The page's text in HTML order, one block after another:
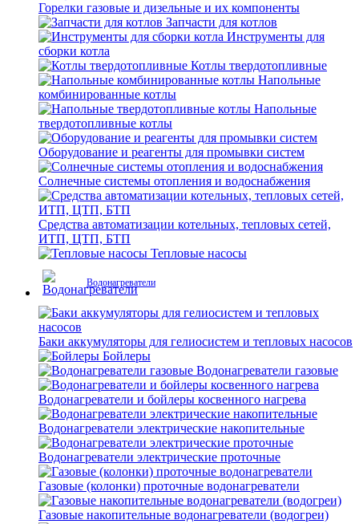
Горелки газовые и дизельные и их компоненты
Запчасти для котлов
Инструменты для
сборки котла
Котлы твердотопливные
Напольные
комбинированные котлы
Напольные
твердотопливные котлы
Оборудование и реагенты для промывки систем
Солнечные системы отопления и водоснабжения
Средства автоматизации котельных, тепловых сетей,
ИТП, ЦТП, БТП
Тепловые насосы
Водонагреватели
Баки аккумуляторы для гелиосистем и тепловых насосов
Бойлеры
Водонагреватели газовые
Водонагреватели и бойлеры косвенного нагрева
Водонагреватели электрические накопительные
Водонагреватели электрические проточные
Газовые (колонки) проточные водонагреватели
Газовые накопительные водонагреватели (водогреи)